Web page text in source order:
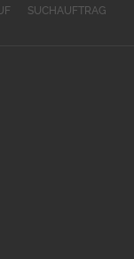
SUCHAUFTRAG